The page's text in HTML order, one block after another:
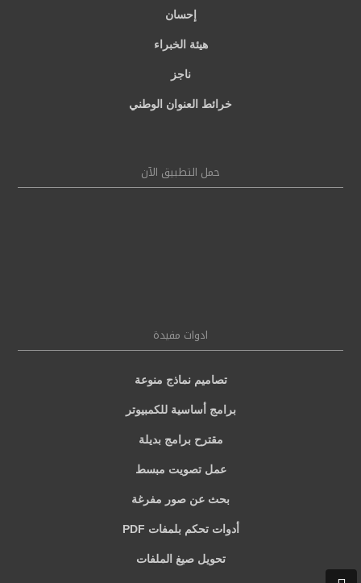
إحسان
هيئة الخبراء
ناجز
خرائط العنوان الوطني
حمل التطبيق الآن
ادوات مفيدة
تصاميم نماذج منوعة
برامج أساسية للكمبيوتر
مقترح برامج بديلة
عمل تصويت مبسط
بحث عن صور مفرغة
أدوات تحكم بلمفات PDF
تحويل صيغ الملفات